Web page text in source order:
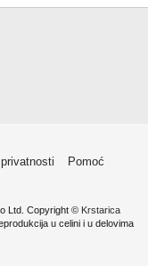
Pomoć
Ltd. Copyright © Krstarica
u celini i u delovima